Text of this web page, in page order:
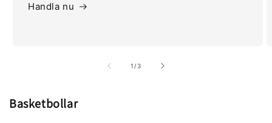
Handla nu
1 /av
3
Basketbollar